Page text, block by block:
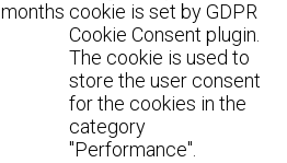
months cookie is set by GDPR
Cookie Consent plugin.
The cookie is used to
store the user consent
for the cookies in the
category
"Performance".